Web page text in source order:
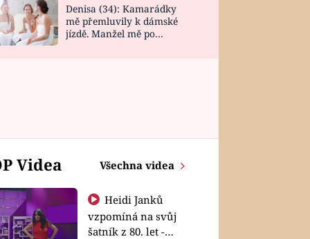
Denisa (34): Kamarádky
mě přemluvily k dámské
jízdě. Manžel mě po
Videa Všechna videa
Heidi Janků
vzpomíná na svůj
šatník z 80. let -